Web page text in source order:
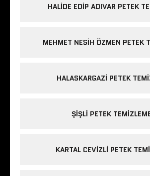
HALIDE EDIP ADIVAR PETEK
MEHMET NESIH ÖZMEN PETEK
HALASKARGAZI PETEK
ŞIŞLI PETEK
KARTAL CEVIZLI PETEK